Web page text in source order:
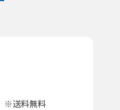
※送料無料